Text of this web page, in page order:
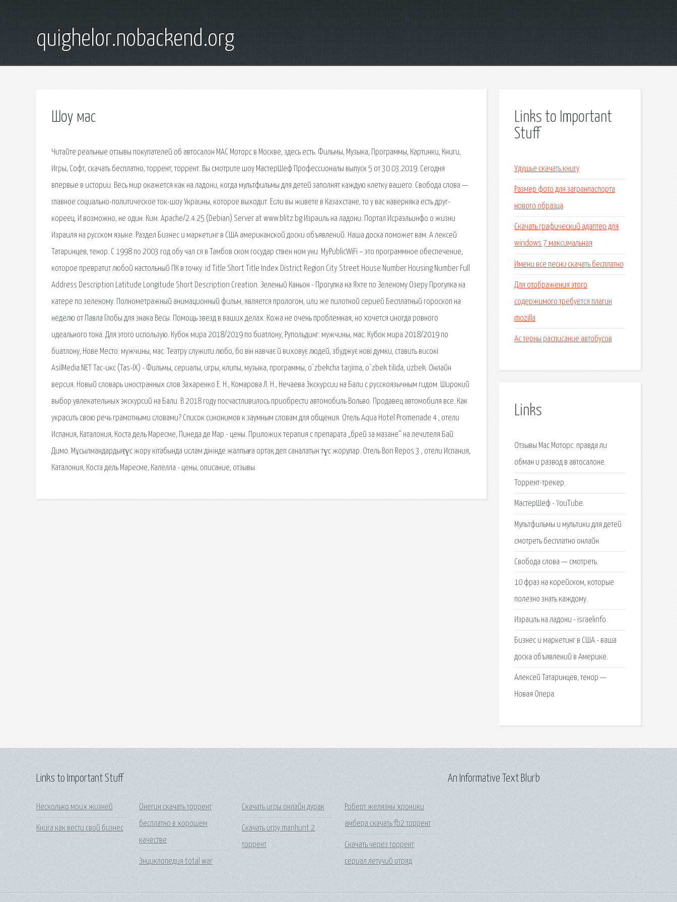
quighelor.nobackend.org
Шоу мас
Читайте реальные отзывы покупателей об автосалон МАС Моторс в Москве, здесь есть. Фильмы, Музыка, Программы, Картинки, Книги,
Игры, Софт, скачать бесплатно, торрент, торрент. Вы смотрите шоу МастерШеф Профессионалы выпуск 5 от 30.03.2019. Сегодня
впервые в истории. Весь мир окажется как на ладони, когда мультфильмы для детей заполнят каждую клетку вашего. Свобода слова —
главное социально-политическое ток-шоу Украины, которое выходит. Если вы живете в Казахстане, то у вас наверняка есть друг-
кореец. И возможно, не один. Ким. Apache/2.4.25 (Debian) Server at www.blitz.bg Израиль на ладони. Портал Исраэльинфо о жизни
Израиля на русском языке. Раздел Бизнес и маркетинг в США американской доски объявлений. Наша доска поможет вам. А лексей
Татаринцев, тенор. С 1998 по 2003 год обу чал ся в Тамбов ском государ ствен ном уни. MyPublicWiFi – это программное обеспечение,
которое превратит любой настольный ПК в точку. id Title Short Title Index District Region City Street House Number Housing Number Full
Address Description Latitude Longitude Short Description Creation. Зеленый Каньон - Прогулка на Яхте по Зеленому Озеру Прогулка на
катере по зеленому. Полнометражный анимационный фильм, является прологом, или же пилотной серией Бесплатный гороскоп на
неделю от Павла Глобы для знака Весы. Помощь звезд в ваших делах. Кожа не очень проблемная, но хочется иногда ровного
идеального тона. Для этого использую. Кубок мира 2018/2019 по биатлону, Рупольдинг: мужчины, мас. Кубок мира 2018/2019 по
биатлону, Нове Место: мужчины, мас. Театру служити любо, бо він навчає й виховує людей, збуджує нові думки, ставить високі.
AsilMedia.NET Тас-икс (Tas-IX) - Фильмы, сериалы, игры, клипы, музыка, программы, o`zbekcha tarjima, o`zbek tilida, uzbek. Онлайн
версия. Новый словарь иностранных слов Захаренко Е. Н., Комарова Л. Н., Нечаева Экскурсии на Бали с русскоязычным гидом. Широкий
выбор увлекательных экскурсий на Бали. В 2018 году посчастливилось приобрести автомобиль Вольво. Продавец автомобиля все. Как
украсить свою речь грамотными словами? Список синонимов к заумным словам для общения. Отель Aqua Hotel Promenade 4 , отели
Испания, Каталония, Коста дель Маресме, Пинеда де Мар - цены. Приложих терапия с препарата „брей за мазане“ на лечителя Бай
Димо. Мұсылмандардың түс жору кітабында ислам дінінде жалпыға ортақ деп саналатын түс жорулар. Отель Bon Repos 3 , отели Испания,
Каталония, Коста дель Маресме, Калелла - цены, описание, отзывы.
Links to Important
Stuff
Удушье скачать книгу
Размер фото для загранпаспорта
нового образца
Скачать графический адаптер для
windows 7 максимальная
Имени все песни скачать бесплатно
Для отображения этого
содержимого требуется плагин
mozilla
Ас терны расписание автобусов
Links
Отзывы Мас Моторс: правда ли
обман и развод в автосалоне.
Торрент-трекер.
МастерШеф - YouTube.
Мультфильмы и мультики для детей
смотреть бесплатно онлайн.
Свобода слова — смотреть.
10 фраз на корейском, которые
полезно знать каждому.
Израиль на ладони - israelinfo.
Бизнес и маркетинг в США - ваша
доска объявлений в Америке.
Алексей Татаринцев, тенор —
Новая Опера.
Links to Important Stuff
Несколько моих жизней
Книга как вести свой бизнес
Онегин скачать торрент
бесплатно в хорошем
качестве
Энциклопедия total war
Скачать игры онлайн дурак
Скачать игру manhunt 2
торрент
Роберт желязны хроники
амбера скачать fb2 торрент
Скачать через торрент
сериал летучий отряд
An Informative Text Blurb